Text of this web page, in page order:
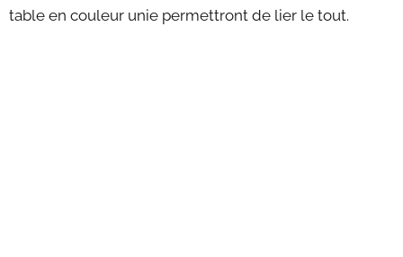
table en couleur unie permettront de lier le tout.